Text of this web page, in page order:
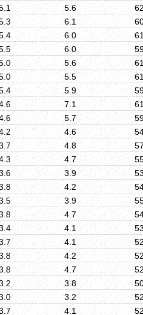
5.6
6.1
6.0
6.0
5.6
5.5
5.9
7.1
5.7
4.6
4.8
4.7
3.9
4.2
3.9
4.7
4.1
4.1
4.2
4.7
3.8
3.2
4.1